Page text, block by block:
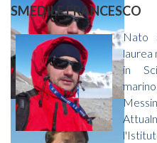
SMEDILE FRANCESCO
Nato
laurea
in